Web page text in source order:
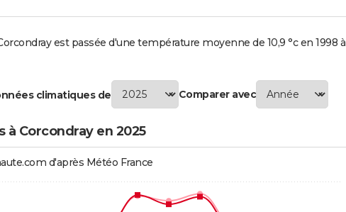
est passée d'une température moyenne de 10,9 °c en 1998 à
climatiques de Comparer avec
à Corcondray en 2025
d'après Météo France